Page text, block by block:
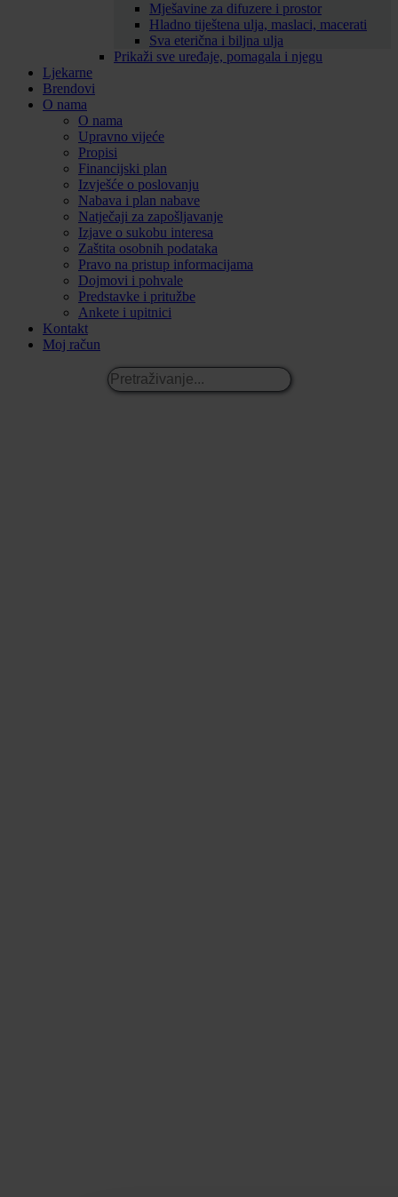
Mješavine za difuzere i prostor
Hladno tiještena ulja, maslaci, macerati
Sva eterična i biljna ulja
Prikaži sve uređaje, pomagala i njegu
Ljekarne
Brendovi
O nama
O nama
Upravno vijeće
Propisi
Financijski plan
Izvješće o poslovanju
Nabava i plan nabave
Natječaji za zapošljavanje
Izjave o sukobu interesa
Zaštita osobnih podataka
Pravo na pristup informacijama
Dojmovi i pohvale
Predstavke i pritužbe
Ankete i upitnici
Kontakt
Moj račun
Pretraživanje...